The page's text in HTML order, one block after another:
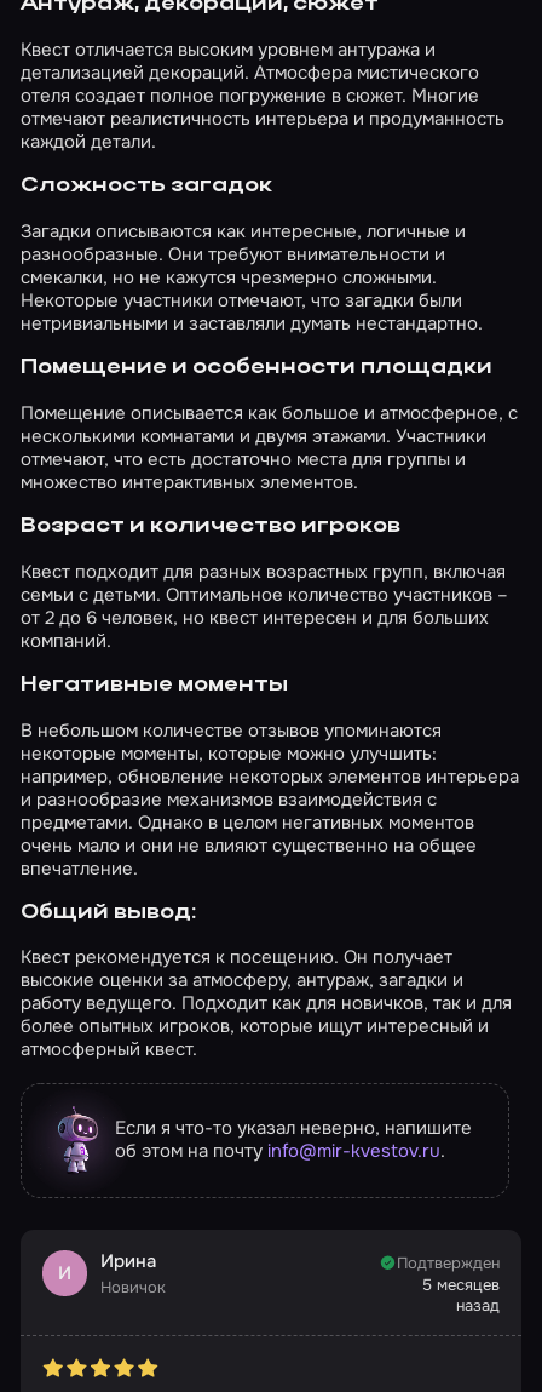
Антураж, декорации, сюжет
Квест отличается высоким уровнем антуража и
детализацией декораций. Атмосфера мистического
отеля создает полное погружение в сюжет. Многие
отмечают реалистичность интерьера и продуманность
каждой детали.
Сложность загадок
Загадки описываются как интересные, логичные и
разнообразные. Они требуют внимательности и
смекалки, но не кажутся чрезмерно сложными.
Некоторые участники отмечают, что загадки были
нетривиальными и заставляли думать нестандартно.
Помещение и особенности площадки
Помещение описывается как большое и атмосферное, с
несколькими комнатами и двумя этажами. Участники
отмечают, что есть достаточно места для группы и
множество интерактивных элементов.
Возраст и количество игроков
Квест подходит для разных возрастных групп, включая
семьи с детьми. Оптимальное количество участников –
от 2 до 6 человек, но квест интересен и для больших
компаний.
Негативные моменты
В небольшом количестве отзывов упоминаются
некоторые моменты, которые можно улучшить:
например, обновление некоторых элементов интерьера
и разнообразие механизмов взаимодействия с
предметами. Однако в целом негативных моментов
очень мало и они не влияют существенно на общее
впечатление.
Общий вывод:
Квест рекомендуется к посещению. Он получает
высокие оценки за атмосферу, антураж, загадки и
работу ведущего. Подходит как для новичков, так и для
более опытных игроков, которые ищут интересный и
атмосферный квест.
Если я что-то указал неверно, напишите
об этом на почту info@mir-kvestov.ru.
И Ирина
Новичок
Подтвержден
5 месяцев
назад